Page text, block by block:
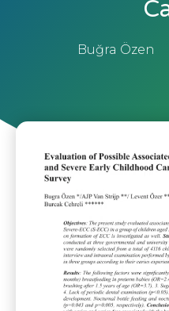
Buğra Özen